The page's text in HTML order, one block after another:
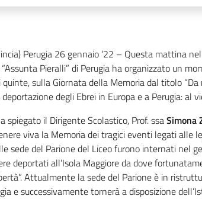
Perugia 26 gennaio ‘22 – Questa mattina
Pieralli” di Perugia ha organizzato un
sulla Giornata della Memoria dal titolo “Da
degli Ebrei in Europa e a Perugia: al
spiegato il Dirigente Scolastico, Prof.ssaSimona
viva la Memoria dei tragici eventi legati alle
sede del Parione del Liceo furono internati nel
deportati all’Isola Maggiore da dove
Attualmente la sede del Parione è in
e successivamente tornerà a disposizione